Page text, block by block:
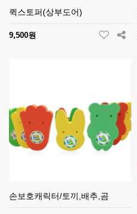
퀵스토퍼(상부도어)
9,500원
손보호캐릭터/토끼,배추,곰